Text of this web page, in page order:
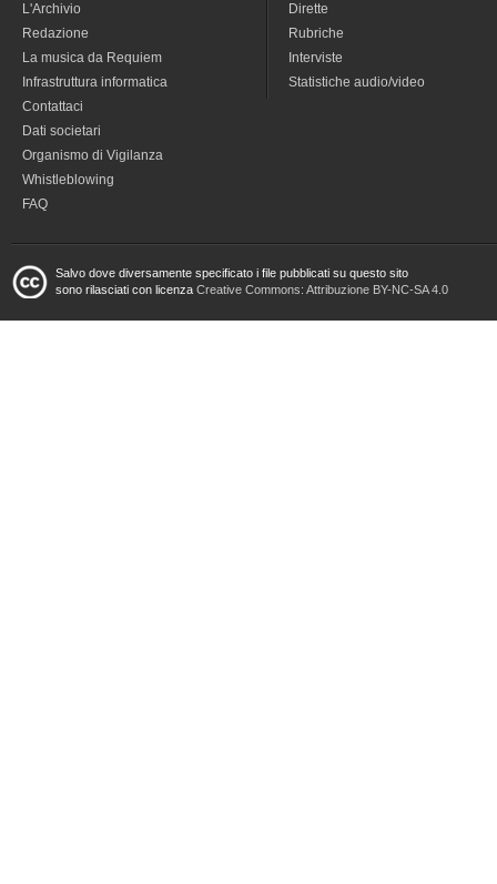
L'Archivio
Redazione
La musica da Requiem
Infrastruttura informatica
Contattaci
Dati societari
Organismo di Vigilanza
Whistleblowing
FAQ
Dirette
Rubriche
Interviste
Statistiche audio/video
Salvo dove diversamente specificato i file pubblicati su questo sito
sono rilasciati con licenza Creative Commons: Attribuzione BY-NC-SA 4.0